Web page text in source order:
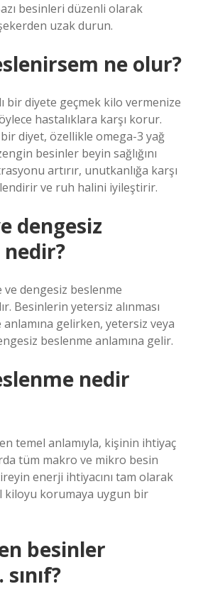
besinleri düzenli olarak
uzak durun.
ne olur?
bir diyete geçmek kilo vermenize
hastalıklara karşı korur.
bir diyet, özellikle omega-3 yağ
besinler beyin sağlığını
artırır, unutkanlığa karşı
ve ruh halini iyileştirir.
dengesiz
dengesiz beslenme
Besinlerin yetersiz alınması
gelirken, yetersiz veya
beslenme anlamına gelir.
nedir
temel anlamıyla, kişinin ihtiyaç
tüm makro ve mikro besin
enerji ihtiyacını tam olarak
kiloyu korumaya uygun bir
besinler